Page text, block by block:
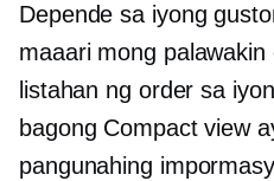
Depende sa iyong
maaari mong
listahan ng order sa
bagong Compact view
pangunahing